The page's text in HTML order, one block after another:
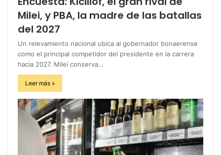
Milei, y PBA, la madre de las batallas
del 2027
Un relevamiento nacional ubica al gobernador bonaerense
como el principal competidor del presidente en la carrera
hacia 2027. Milei conserva…
Leer más »